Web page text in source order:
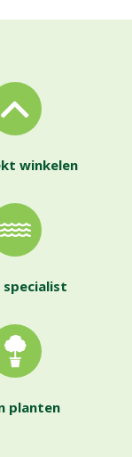
winkelen
specialist
planten